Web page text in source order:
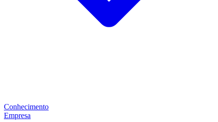
Conhecimento
Empresa